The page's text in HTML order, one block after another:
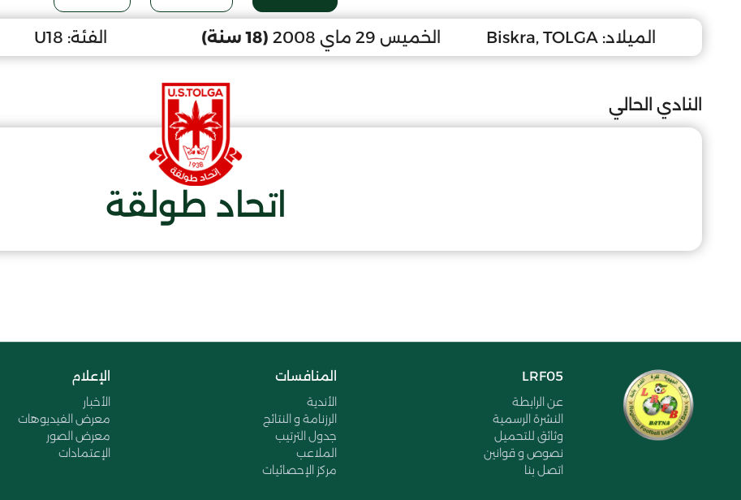
الميلاد: Biskra, TOLGA الخميس 29 ماي 2008 (18 سنة) الفئة: U18
النادي الحالي
اتحاد طولقة
LRF05
عن الرابطة
النشرة الرسمية
وثائق للتحميل
نصوص و قوانين
اتصل بنا
المنافسات
الأندية
الرزنامة و النتائج
جدول الترتيب
الملاعب
مركز الإحصائيات
الإعلام
الأخبار
معرض الفيديوهات
معرض الصور
الإعتمادات